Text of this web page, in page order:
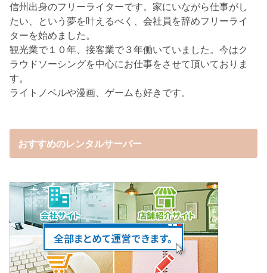
信州出身のフリーライターです。家にいながら仕事がし
たい、という夢を叶えるべく、会社員を辞めフリーライ
ターを始めました。
観光業で１０年、接客業で３年働いていました。今はク
ラウドソーシングを中心にお仕事をさせて頂いておりま
す。
ライトノベルや漫画、ゲームも好きです。
おすすめのレンタルサーバー